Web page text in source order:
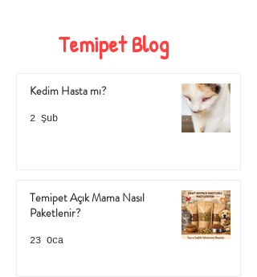
Temipet Blog
Kedim Hasta mı?
2 Şub
Temipet Açık Mama Nasıl
Paketlenir?
23 Oca